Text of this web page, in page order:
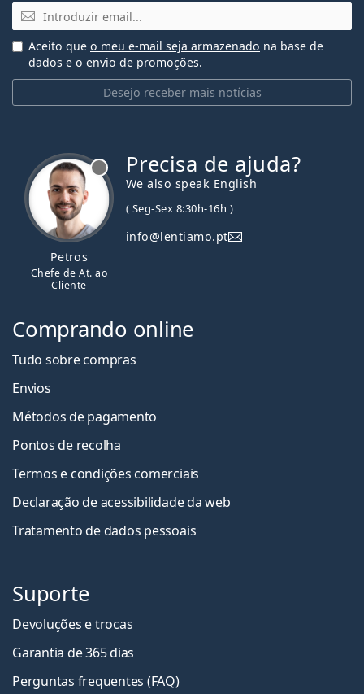
Email
Desejo receber mais notícias
Aceito que o meu e-mail seja armazenado na base de
dados e o envio de promoções.
Petros
Chefe de At. ao
Cliente
Precisa de ajuda?
We also speak English
( Seg-Sex 8:30h-16h )
info@lentiamo.pt
Comprando online
Tudo sobre compras
Envios
Métodos de pagamento
Pontos de recolha
Termos e condições comerciais
Declaração de acessibilidade da web
Tratamento de dados pessoais
Suporte
Devoluções e trocas
Garantia de 365 dias
Perguntas frequentes (FAQ)